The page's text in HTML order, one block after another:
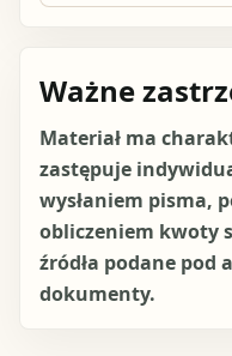
Ważne
Materiał ma
zastępuje
wysłaniem pisma,
obliczeniem kwoty
źródła podane pod
dokumenty.